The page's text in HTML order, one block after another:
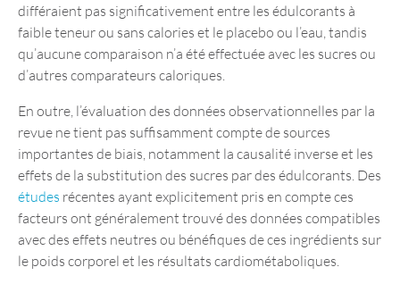
différaient pas significativement entre les édulcorants à
faible teneur ou sans calories et le placebo ou l’eau, tandis
qu’aucune comparaison n’a été effectuée avec les sucres ou
d’autres comparateurs caloriques.
En outre, l’évaluation des données observationnelles par la
revue ne tient pas suffisamment compte de sources
importantes de biais, notamment la causalité inverse et les
effets de la substitution des sucres par des édulcorants. Des
études récentes ayant explicitement pris en compte ces
facteurs ont généralement trouvé des données compatibles
avec des effets neutres ou bénéfiques de ces ingrédients sur
le poids corporel et les résultats cardiométaboliques.